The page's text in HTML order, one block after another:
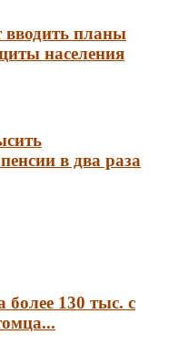
вводить планы
населения
в два раза
130 тыс. с